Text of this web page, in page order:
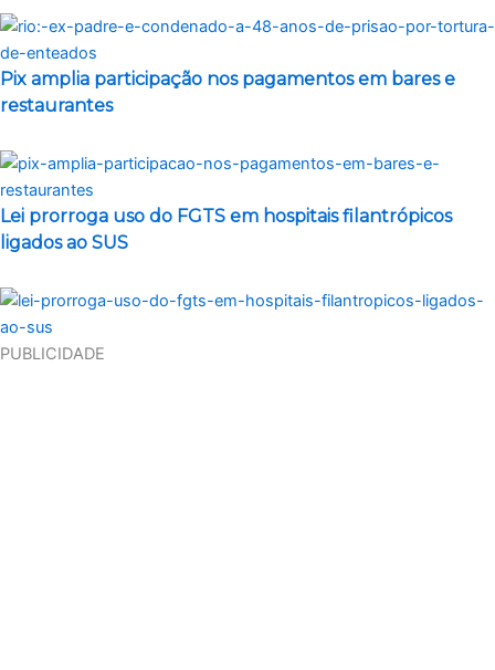
Pix amplia participação nos pagamentos em bares e
restaurantes
Lei prorroga uso do FGTS em hospitais filantrópicos
ligados ao SUS
PUBLICIDADE